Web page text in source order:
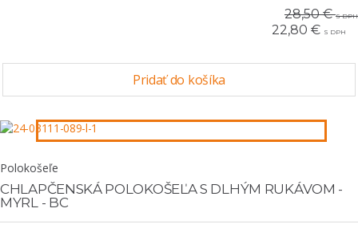
28,50 €S DPH
22,80 € S DPH
Pridať do košíka
Polokošeľe
CHLAPČENSKÁ POLOKOŠEĽA S DLHÝM RUKÁVOM -
MYRL - BC